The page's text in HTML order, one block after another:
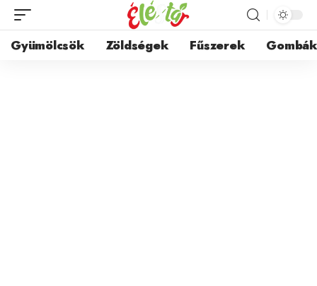
Gyümölcsök Zöldségek Fűszerek Gombák